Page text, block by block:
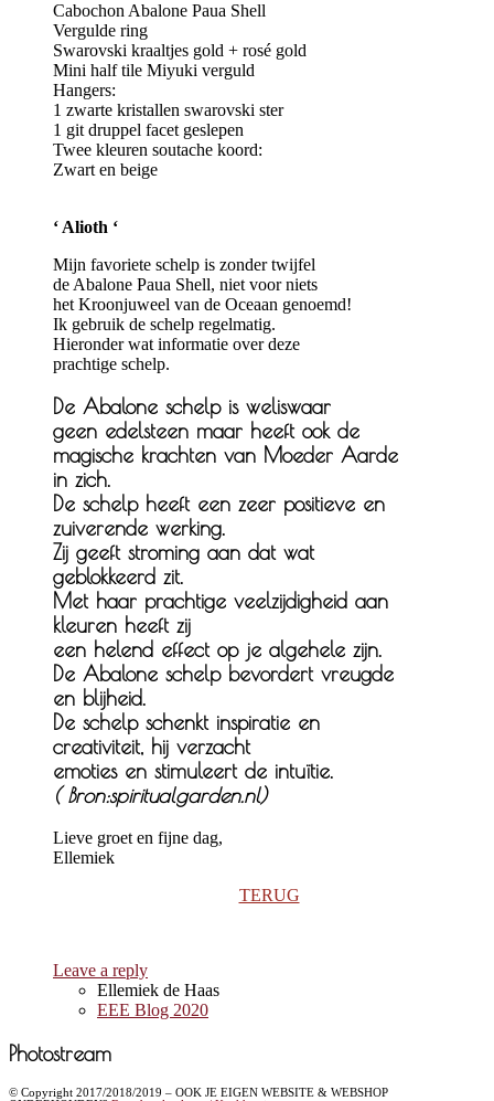
Cabochon Abalone Paua Shell
Vergulde ring
Swarovski kraaltjes gold + rosé gold
Mini half tile Miyuki verguld
Hangers:
1 zwarte kristallen swarovski ster
1 git druppel facet geslepen
Twee kleuren soutache koord:
Zwart en beige
‘ Alioth ‘
Mijn favoriete schelp is zonder twijfel
de Abalone Paua Shell, niet voor niets
het Kroonjuweel van de Oceaan genoemd!
Ik gebruik de schelp regelmatig.
Hieronder wat informatie over deze
prachtige schelp.
De Abalone schelp is weliswaar
geen edelsteen maar heeft ook de
magische krachten van Moeder Aarde
in zich.
De schelp heeft een zeer positieve en
zuiverende werking.
Zij geeft stroming aan dat wat
geblokkeerd zit.
Met haar prachtige veelzijdigheid aan
kleuren heeft zij
een helend effect op je algehele zijn.
De Abalone schelp bevordert vreugde
en blijheid.
De schelp schenkt inspiratie en
creativiteit, hij verzacht
emoties en stimuleert de intuïtie.
( Bron:spiritualgarden.nl)
Lieve groet en fijne dag,
Ellemiek
TERUG
Leave a reply
Ellemiek de Haas
EEE Blog 2020
Photostream
© Copyright 2017/2018/2019 – OOK JE EIGEN WEBSITE & WEBSHOP